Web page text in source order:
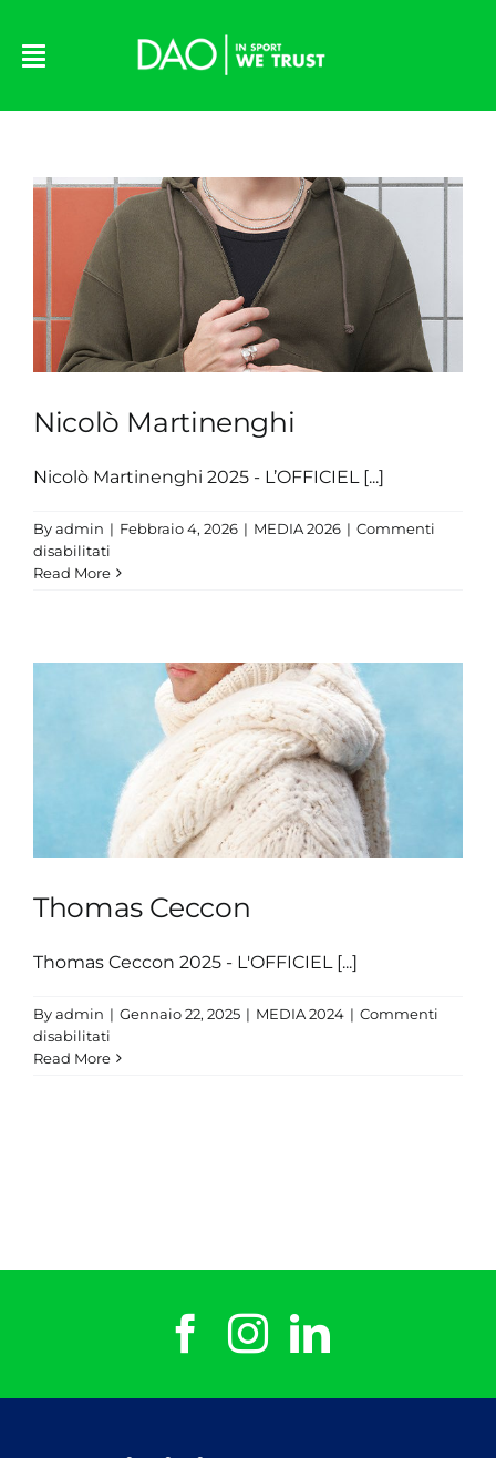
content
Nicolò Martinenghi
Nicolò Martinenghi 2025 - L’OFFICIEL [...]
Byadmin | Febbraio 4, 2026 | MEDIA 2026 | Commenti
disabilitati
Nicolò
Read More
Thomas Ceccon
Thomas Ceccon 2025 - L'OFFICIEL [...]
Byadmin | Gennaio 22, 2025 | MEDIA 2024 | Commenti
disabilitati
Thomas
Read More